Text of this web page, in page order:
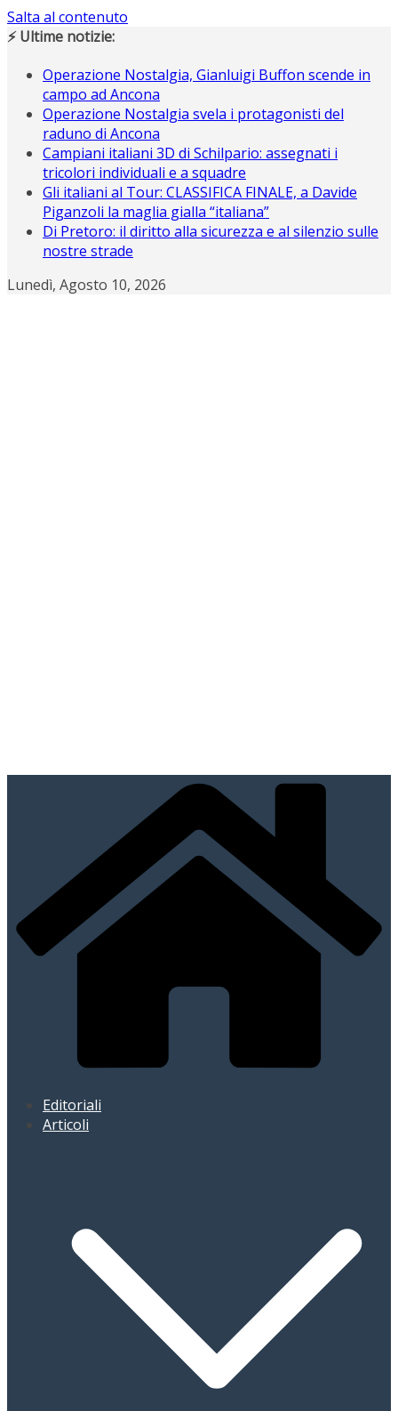
Salta al contenuto
⚡ Ultime notizie:
Operazione Nostalgia, Gianluigi Buffon scende in
campo ad Ancona
Operazione Nostalgia svela i protagonisti del
raduno di Ancona
Campiani italiani 3D di Schilpario: assegnati i
tricolori individuali e a squadre
Gli italiani al Tour: CLASSIFICA FINALE, a Davide
Piganzoli la maglia gialla “italiana”
Di Pretoro: il diritto alla sicurezza e al silenzio sulle
nostre strade
Lunedì, Agosto 10, 2026
Editoriali
Articoli